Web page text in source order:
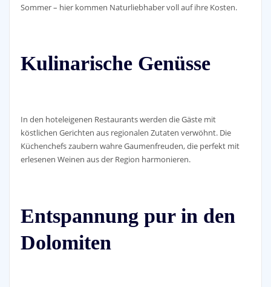
Sommer – hier kommen Naturliebhaber voll auf ihre Kosten.
Kulinarische Genüsse
In den hoteleigenen Restaurants werden die Gäste mit
köstlichen Gerichten aus regionalen Zutaten verwöhnt. Die
Küchenchefs zaubern wahre Gaumenfreuden, die perfekt mit
erlesenen Weinen aus der Region harmonieren.
Entspannung pur in den
Dolomiten